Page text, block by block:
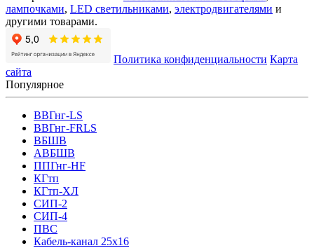
лампочками, LED светильниками, электродвигателями и
другими товарами.
Политика конфиденциальности Карта
сайта
Популярное
ВВГнг-LS
ВВГнг-FRLS
ВБШВ
АВБШВ
ППГнг-HF
КГтп
КГтп-ХЛ
СИП-2
СИП-4
ПВС
Кабель-канал 25х16